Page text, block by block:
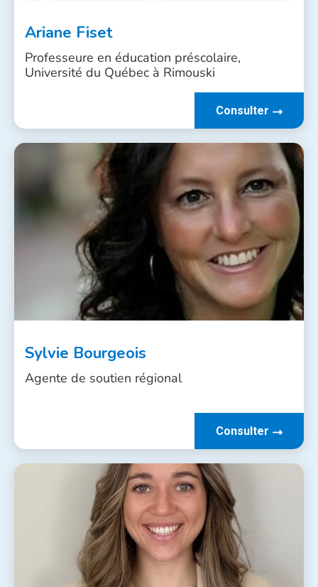
Ariane Fiset
Professeure en éducation préscolaire,
Université du Québec à Rimouski
Consulter
Sylvie Bourgeois
Agente de soutien régional
Consulter